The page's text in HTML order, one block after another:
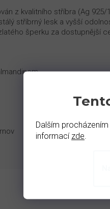
Dalším
informací zde.
z kvalitního stříbra (Ag
stříbrný lesk a vyšší
šperku za dostupnější